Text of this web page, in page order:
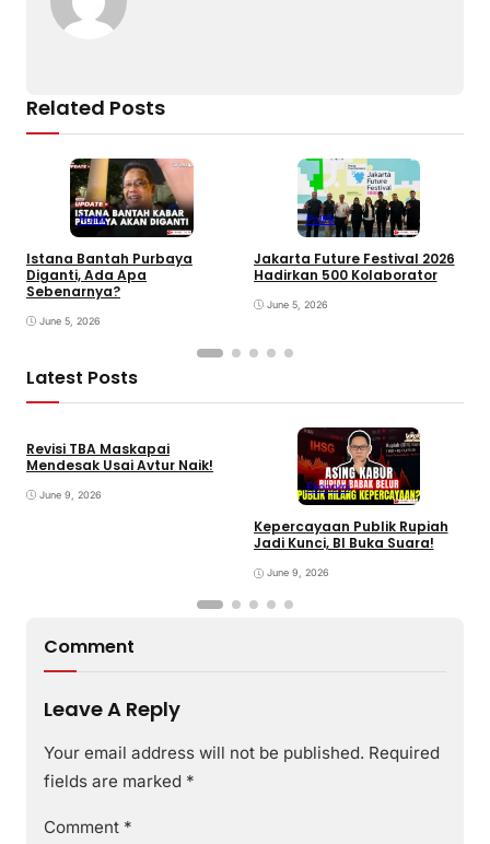
Related Posts
Politik
Istana Bantah Purbaya
Diganti, Ada Apa
Sebenarnya?
June 5, 2026
Politik
Jakarta Future Festival 2026
Hadirkan 500 Kolaborator
June 5, 2026
Latest Posts
Revisi TBA Maskapai
Mendesak Usai Avtur Naik!
June 9, 2026
Ekonomi
Kepercayaan Publik Rupiah
Jadi Kunci, BI Buka Suara!
June 9, 2026
Comment
Leave A Reply
Your email address will not be published. Required
fields are marked *
Comment *